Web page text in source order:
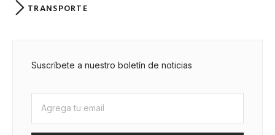
TRANSPORTE
Suscríbete a nuestro boletín de noticias